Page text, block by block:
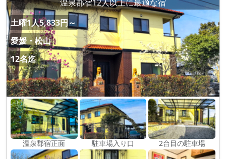
温泉郡宿12人以上に最適な宿
土曜1人5,833円～
愛媛・松山
12名迄
温泉郡宿正面 駐車場入り口 2台目の駐車場